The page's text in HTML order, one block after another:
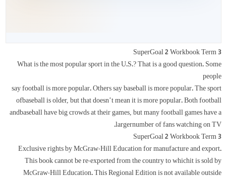
SuperGoal 2 Workbook Term 3
What is the most popular sport in the U.S.? That is a good question. Some
people
say football is more popular. Others say baseball is more popular. The sport
ofbaseball is older, but that doesn’t mean it is more popular. Both football
andbaseball have big crowds at their games, but many football games have a
largernumber of fans watching on TV.
SuperGoal 2 Workbook Term 3
Exclusive rights by McGraw-Hill Education for manufacture and export.
This book cannot be re-exported from the country to whichit is sold by
McGraw-Hill Education. This Regional Edition is not available outside